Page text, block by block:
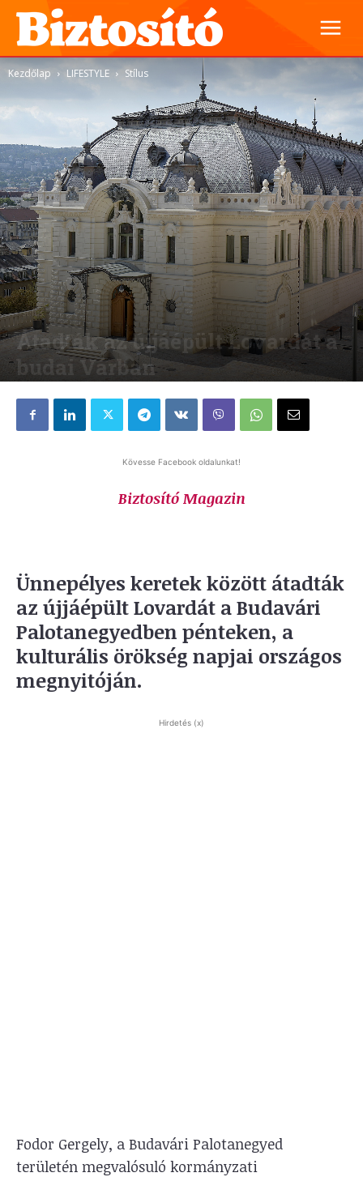
Kezdőlap LIFESTYLE Stílus
Stílus
Átadták az újjáépült Lovardát a
budai Várban
Kövesse Facebook oldalunkat!
Biztosító Magazin
Ünnepélyes keretek között átadták
az újjáépült Lovardát a Budavári
Palotanegyedben pénteken, a
kulturális örökség napjai országos
megnyitóján.
Hirdetés (x)
Fodor Gergely, a Budavári Palotanegyed
területén megvalósuló kormányzati